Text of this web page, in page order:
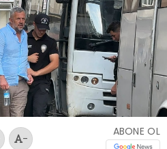
-
ABONE OL